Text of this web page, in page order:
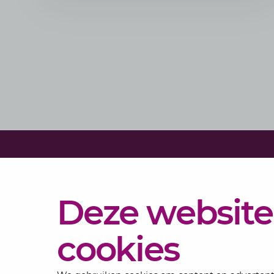
Deze
cookies
Actueel
Over
Contact